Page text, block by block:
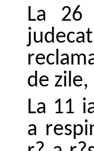
La 26
de
La 11
a